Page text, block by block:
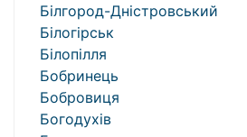
Білгород-Дністровський
Білогірськ
Білопілля
Бобринець
Бобровиця
Богодухів